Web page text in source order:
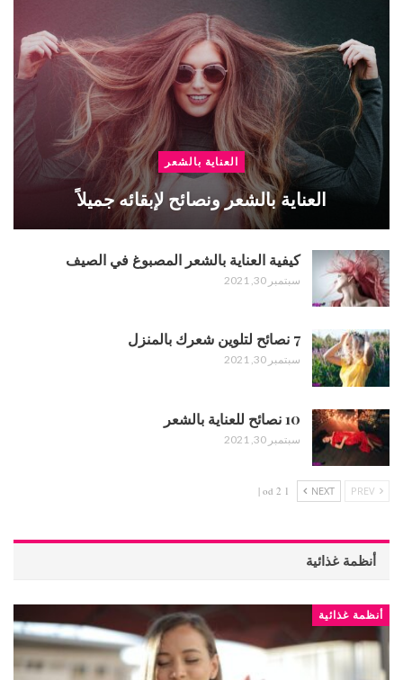
العناية بالشعر
العناية بالشعر ونصائح لإبقائه جميلاً
كيفية العناية بالشعر المصبوغ في الصيف
سبتمبر 30, 2021
7 نصائح لتلوين شعرك بالمنزل
سبتمبر 30, 2021
10 نصائح للعناية بالشعر
سبتمبر 30, 2021
NEXT
1 od 2 |
أنظمة غذائية
أنظمة غذائية